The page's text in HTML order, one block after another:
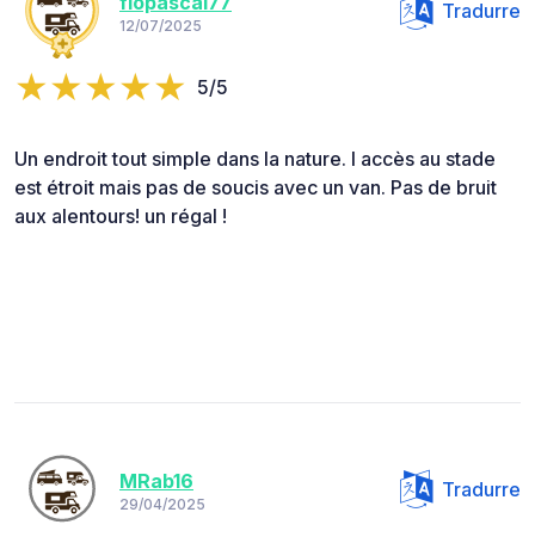
12/07/2025
Tradurre
5/5
Un endroit tout simple dans la nature. l accès au stade
est étroit mais pas de soucis avec un van. Pas de bruit
aux alentours! un régal !
MRab16
29/04/2025
Tradurre